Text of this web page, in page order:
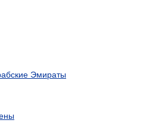
Эмираты